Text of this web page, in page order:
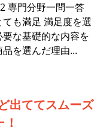
専門分野一問一答
も満足 満足度を選
な基礎的な内容を
を選んだ理由
出ててスムーズ